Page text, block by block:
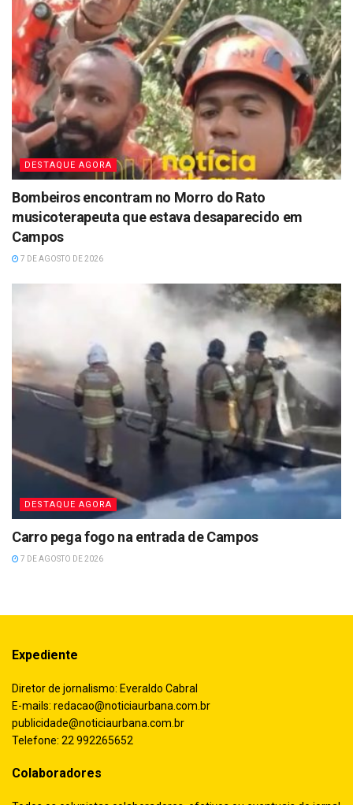
DESTAQUE AGORA
Bombeiros encontram no Morro do Rato
musicoterapeuta que estava desaparecido em
Campos
7 DE AGOSTO DE 2026
DESTAQUE AGORA
Carro pega fogo na entrada de Campos
7 DE AGOSTO DE 2026
Expediente
Diretor de jornalismo: Everaldo Cabral
E-mails: redacao@noticiaurbana.com.br
publicidade@noticiaurbana.com.br
Telefone: 22 992265652
Colaboradores